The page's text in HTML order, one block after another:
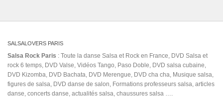
SALSALOVERS PARIS
Salsa Rock Paris : Toute la danse Salsa et Rock en France, DVD Salsa et
rock 6 temps, DVD Valse, Vidéos Tango, Paso Doble, DVD salsa cubaine,
DVD Kizomba, DVD Bachata, DVD Merengue, DVD cha cha, Musique salsa,
figures de salsa, DVD danse de salon, Formations professeurs salsa, articles
danse, concerts danse, actualités salsa, chaussures salsa ….